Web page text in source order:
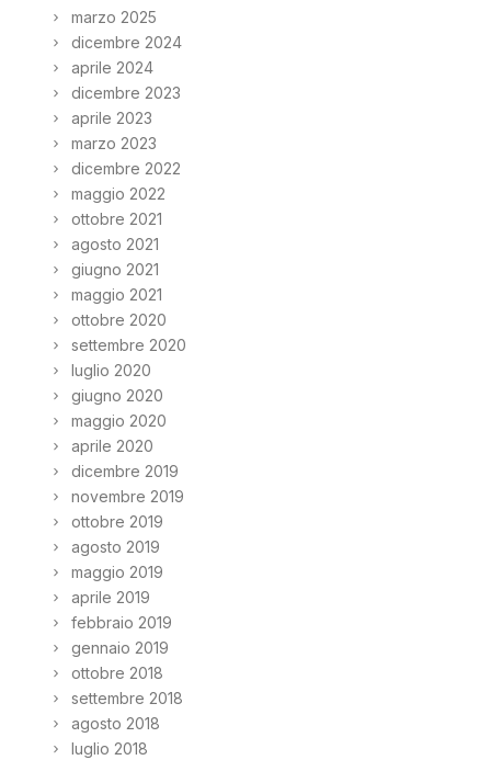
marzo 2025
dicembre 2024
aprile 2024
dicembre 2023
aprile 2023
marzo 2023
dicembre 2022
maggio 2022
ottobre 2021
agosto 2021
giugno 2021
maggio 2021
ottobre 2020
settembre 2020
luglio 2020
giugno 2020
maggio 2020
aprile 2020
dicembre 2019
novembre 2019
ottobre 2019
agosto 2019
maggio 2019
aprile 2019
febbraio 2019
gennaio 2019
ottobre 2018
settembre 2018
agosto 2018
luglio 2018